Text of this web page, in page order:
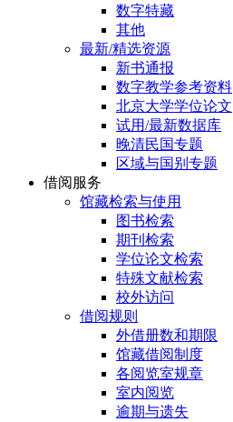
数字特藏
其他
最新/精选资源
新书通报
数字教学参考资料
北京大学学位论文
试用/最新数据库
晚清民国专题
区域与国别专题
借阅服务
馆藏检索与使用
图书检索
期刊检索
学位论文检索
特殊文献检索
校外访问
借阅规则
外借册数和期限
馆藏借阅制度
各阅览室规章
室内阅览
逾期与遗失